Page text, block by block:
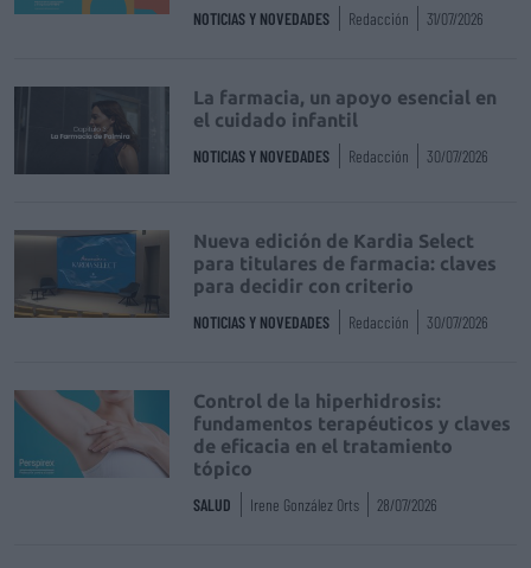
NOTICIAS Y NOVEDADES Redacción 31/07/2026
La farmacia, un apoyo esencial en
el cuidado infantil
NOTICIAS Y NOVEDADES Redacción 30/07/2026
Nueva edición de Kardia Select
para titulares de farmacia: claves
para decidir con criterio
NOTICIAS Y NOVEDADES Redacción 30/07/2026
Control de la hiperhidrosis:
fundamentos terapéuticos y claves
de eficacia en el tratamiento
tópico
SALUD Irene González Orts 28/07/2026